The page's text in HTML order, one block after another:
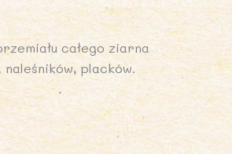
całego ziarna
placków.